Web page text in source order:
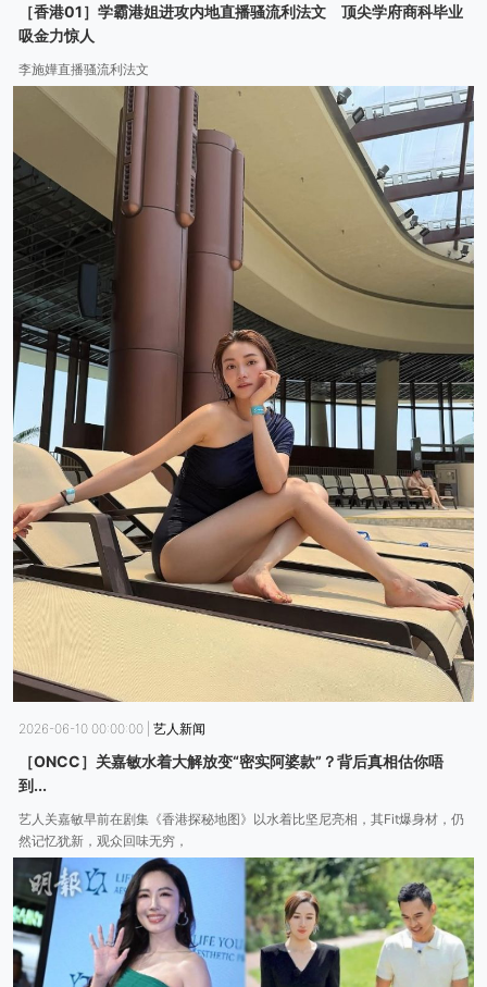
［香港01］学霸港姐进攻内地直播骚流利法文 顶尖学府商科毕业
吸金力惊人
李施嬅直播骚流利法文
2026-06-10 00:00:00 艺人新闻
［ONCC］关嘉敏水着大解放变“密实阿婆款”？背后真相估你唔
到...
艺人关嘉敏早前在剧集《香港探秘地图》以水着比坚尼亮相，其Fit爆身材，仍
然记忆犹新，观众回味无穷，